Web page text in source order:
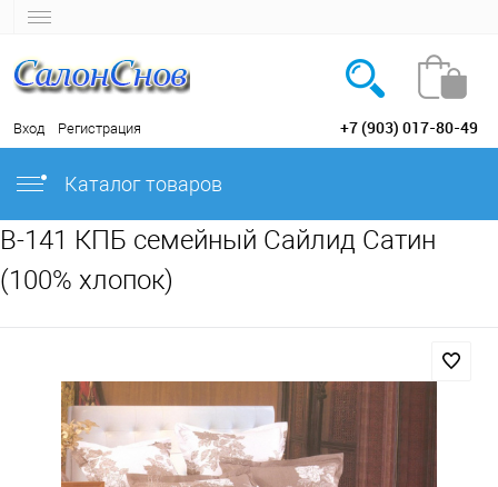
Вход Регистрация +7 (903) 017-80-49
Каталог товаров
B-141 КПБ семейный Сайлид Сатин
(100% хлопок)